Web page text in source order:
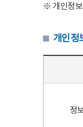
※ 개인정보
개인정
정